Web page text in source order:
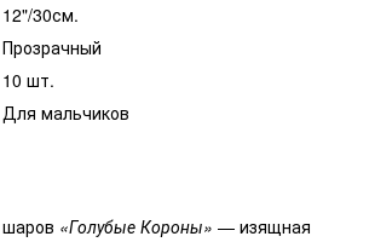
12"/30см.
Прозрачный
10 шт.
Для мальчиков
«Голубые Короны» — изящная